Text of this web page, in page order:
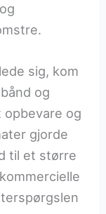
sig, kom
og
opbevare og
gjorde
til et større